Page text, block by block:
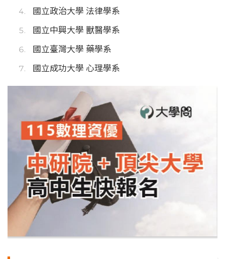
國立政治大學 法律學系
國立中興大學 獸醫學系
國立臺灣大學 藥學系
國立成功大學 心理學系